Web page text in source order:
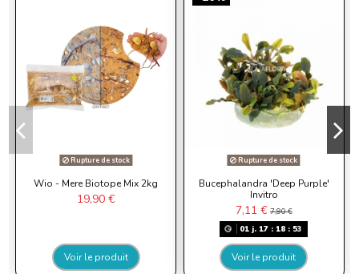
Rupture de stock
Wio - Mere Biotope Mix 2kg
19,90 €
Voir le produit
Rupture de stock
Bucephalandra 'Deep Purple'
Invitro
7,11 € 7,90 €
01 j. 17 :18 : 53
Voir le produit